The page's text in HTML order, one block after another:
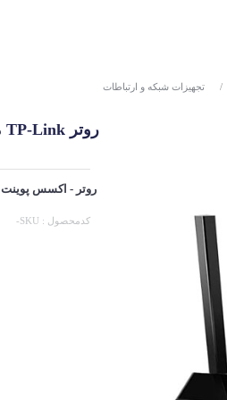
/ تجهیزات شبکه و ارتباطات
روتر TP-Link مدل AX10
روتر - اکسس پوینت
کدمحصول : SKU-